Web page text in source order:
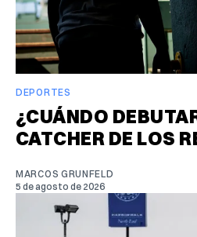
DEPORTES
¿CUÁNDO
CATCHER DE LOS
MARCOS GRUNFELD
5 de agosto de 2026